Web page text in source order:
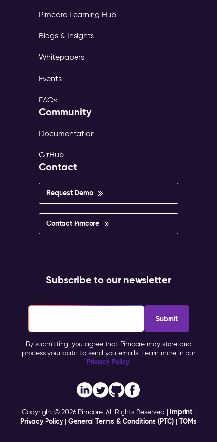
Pimcore Learning Hub
Blogs & Insights
Whitepapers
Events
FAQs
Community
Documentation
GitHub
Contact
Request Demo
Contact Pimcore
Subscribe to our newsletter
By submitting, you agree that Pimcore may store and
process your data to send you emails. Learn more in our
Privacy Policy.
Copyright © 2026 Pimcore, All Rights Reserved | Imprint|
Privacy Policy| General Terms & Conditions (PTC) | TOMs